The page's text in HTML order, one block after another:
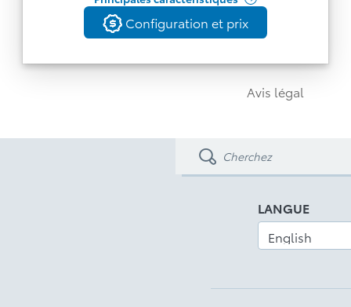
Configuration et prix
Retour
Configuration et prix
Avis légal
LANGUE